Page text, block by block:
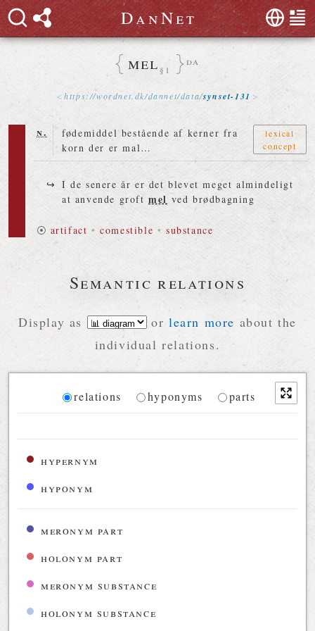
DanNet
mel §1
da
https://wordnet dk/dannet/data/synset-131
n.
fødemiddel bestående af kerner fra
korn der er mal…
lexical
concept
I de senere år er det blevet meget almindeligt
at anvende groftmel ved brødbagning
⦿ artifact •comestible •substance
Semantic relations
Display as orlearn more about the
individual relations.
Diagram
relations hyponyms parts
hypernym
hyponym
meronym part
holonym part
meronym substance
holonym substance